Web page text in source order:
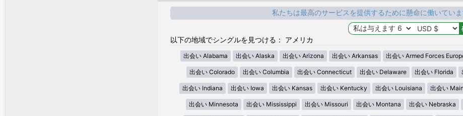
私たちは最高のサービスを提供するために懸命に働いてい
以下の地域でシングルを見つける： アメリカ
出会い Alabama 出会い Alaska 出会い Arizona 出会い Arkansas 出会い Armed Forces
出会い Colorado 出会い Columbia 出会い Connecticut 出会い Delaware 出会い Florida
出会い Indiana 出会い Iowa 出会い Kansas 出会い Kentucky 出会い Louisiana 出会い
出会い Minnesota 出会い Mississippi 出会い Missouri 出会い Montana 出会い Nebraska